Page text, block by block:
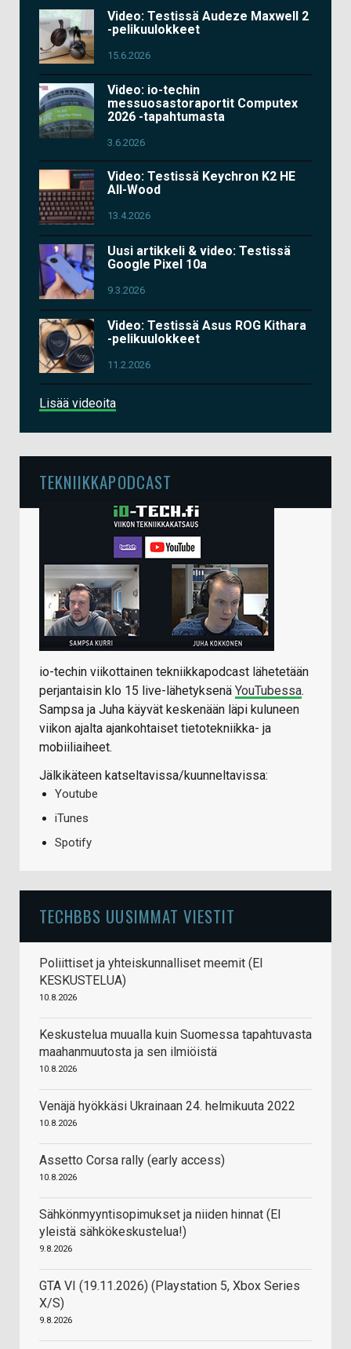
Video: Testissä Audeze Maxwell 2
-pelikuulokkeet
15.6.2026
Video: io-techin
messuosastoraportit Computex
2026 -tapahtumasta
3.6.2026
Video: Testissä Keychron K2 HE
All-Wood
13.4.2026
Uusi artikkeli & video: Testissä
Google Pixel 10a
9.3.2026
Video: Testissä Asus ROG Kithara
-pelikuulokkeet
11.2.2026
Lisää videoita
TEKNIIKKAPODCAST
io-techin viikottainen tekniikkapodcast lähetetään
perjantaisin klo 15 live-lähetyksenä YouTubessa.
Sampsa ja Juha käyvät keskenään läpi kuluneen
viikon ajalta ajankohtaiset tietotekniikka- ja
mobiiliaiheet.
Jälkikäteen katseltavissa/kuunneltavissa:
Youtube
iTunes
Spotify
TECHBBS UUSIMMAT VIESTIT
Poliittiset ja yhteiskunnalliset meemit (EI
KESKUSTELUA)
10.8.2026
Keskustelua muualla kuin Suomessa tapahtuvasta
maahanmuutosta ja sen ilmiöistä
10.8.2026
Venäjä hyökkäsi Ukrainaan 24. helmikuuta 2022
10.8.2026
Assetto Corsa rally (early access)
10.8.2026
Sähkönmyyntisopimukset ja niiden hinnat (EI
yleistä sähkökeskustelua!)
9.8.2026
GTA VI (19.11.2026) (Playstation 5, Xbox Series
X/S)
9.8.2026